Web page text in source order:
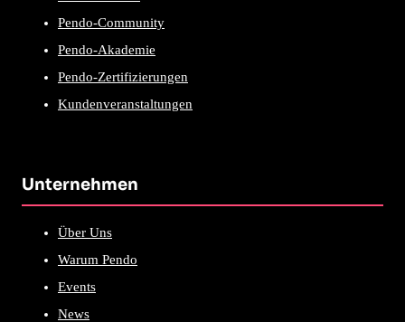
Pendo-Community
Pendo-Akademie
Pendo-Zertifizierungen
Kundenveranstaltungen
Unternehmen
Über Uns
Warum Pendo
Events
News